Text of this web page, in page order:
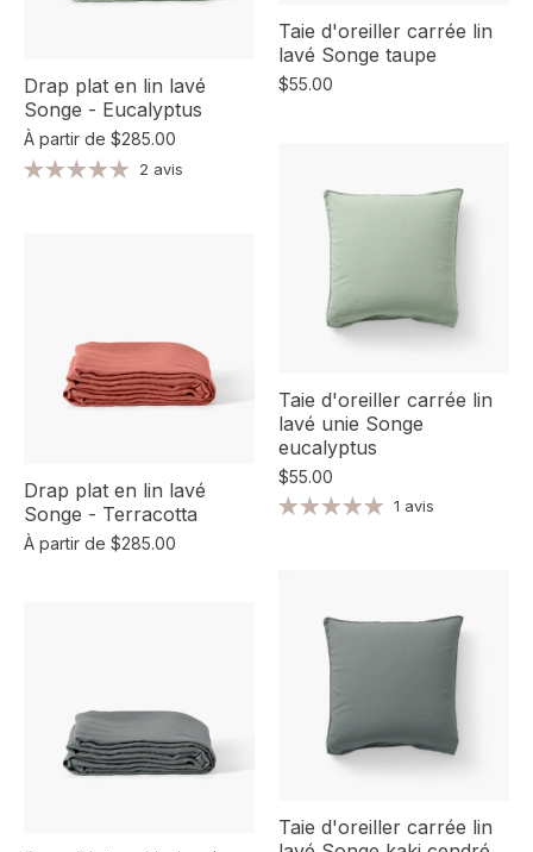
Drap plat en lin lavé
Songe - Eucalyptus
À partir de $285.00
2 avis
Drap plat en lin lavé
Songe - Terracotta
À partir de $285.00
Taie d'oreiller carrée lin
lavé Songe taupe
$55.00
Taie d'oreiller carrée lin
lavé unie Songe
eucalyptus
$55.00
1 avis
Taie d'oreiller carrée lin